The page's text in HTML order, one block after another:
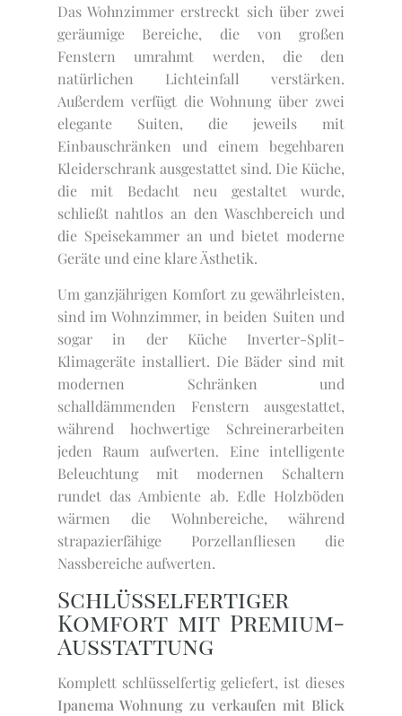
Das Wohnzimmer erstreckt sich über zwei
geräumige Bereiche, die von großen
Fenstern umrahmt werden, die den
natürlichen Lichteinfall verstärken.
Außerdem verfügt die Wohnung über zwei
elegante Suiten, die jeweils mit
Einbauschränken und einem begehbaren
Kleiderschrank ausgestattet sind. Die Küche,
die mit Bedacht neu gestaltet wurde,
schließt nahtlos an den Waschbereich und
die Speisekammer an und bietet moderne
Geräte und eine klare Ästhetik.
Um ganzjährigen Komfort zu gewährleisten,
sind im Wohnzimmer, in beiden Suiten und
sogar in der Küche Inverter-Split-
Klimageräte installiert. Die Bäder sind mit
modernen Schränken und
schalldämmenden Fenstern ausgestattet,
während hochwertige Schreinerarbeiten
jeden Raum aufwerten. Eine intelligente
Beleuchtung mit modernen Schaltern
rundet das Ambiente ab. Edle Holzböden
wärmen die Wohnbereiche, während
strapazierfähige Porzellanfliesen die
Nassbereiche aufwerten.
Schlüsselfertiger
Komfort mit Premium-
Ausstattung
Komplett schlüsselfertig geliefert, ist dieses
Ipanema Wohnung zu verkaufen mit Blick